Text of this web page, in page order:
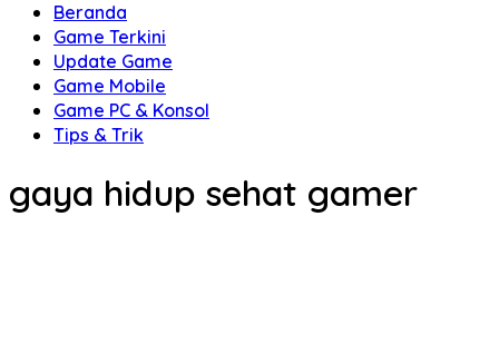
Beranda
Game Terkini
Update Game
Game Mobile
Game PC & Konsol
Tips & Trik
gaya hidup sehat gamer